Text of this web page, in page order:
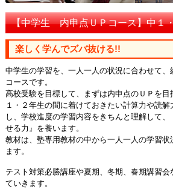
【中学生 内申点ＵＰコース】中１
楽しく学んでズバ抜ける!!
中学生の学習を、一人一人の状況に合わせて、
コースです。
高校受験を目標して、まずは内申点のＵＰを
１・２年生の間に着けておきたい計算力や読
し、学校進度の学習内容をきちんと理解して
せる力』を養います。
教材は、塾専用教材の中から一人一人の学習状
ます。
テスト対策必勝講座や夏期、冬期、春期講習
ていきます。